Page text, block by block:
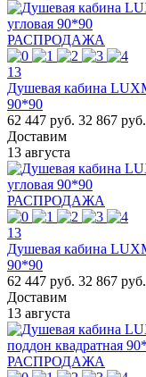
РАСПРОДАЖА
13
Душевая кабина
90*90
62 447 руб. 32 867 руб.
Доставим
13 августа
РАСПРОДАЖА
13
Душевая кабина
90*90
62 447 руб. 32 867 руб.
Доставим
13 августа
РАСПРОДАЖА